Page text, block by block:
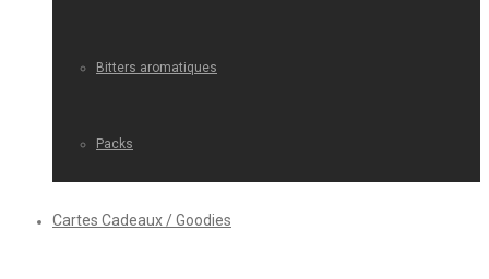
Bitters aromatiques
Packs
Cartes Cadeaux / Goodies